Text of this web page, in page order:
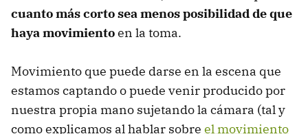
cuanto más corto sea menos posibilidad de que
haya movimientoen la toma.
Movimiento que puede darse en la escena que
estamos captando o puede venir producido por
nuestra propia mano sujetando la cámara (tal y
como explicamos al hablar sobre el movimiento